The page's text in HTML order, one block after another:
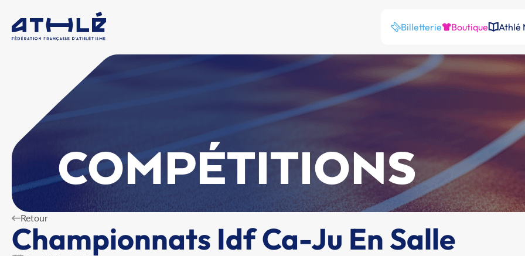
Billetterie Boutique Athlé
COMPÉTITIONS
Retour
Championnats Idf Ca-Ju En Salle